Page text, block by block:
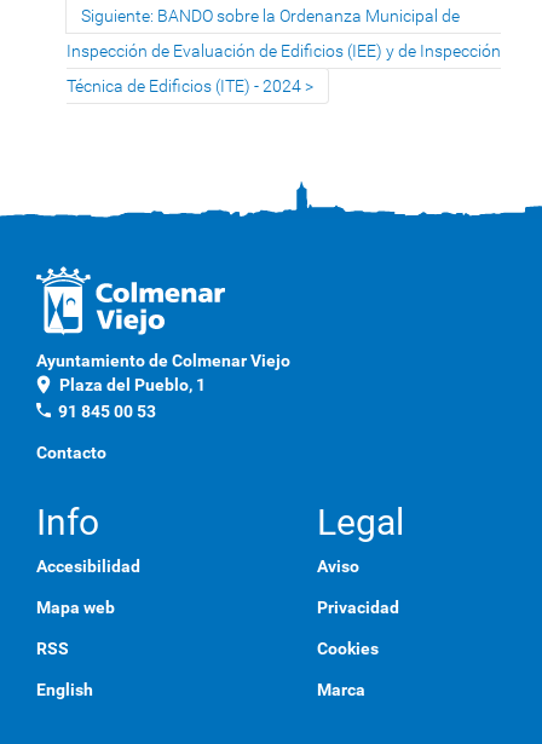
Siguiente: BANDO sobre la Ordenanza Municipal de
Inspección de Evaluación de Edificios (IEE) y de Inspección
Técnica de Edificios (ITE) - 2024
Ayuntamiento de Colmenar Viejo
location_on Plaza del Pueblo, 1
phone 91 845 00 53
Contacto
Info
Accesibilidad
Mapa web
RSS
English
Legal
Aviso
Privacidad
Cookies
Marca